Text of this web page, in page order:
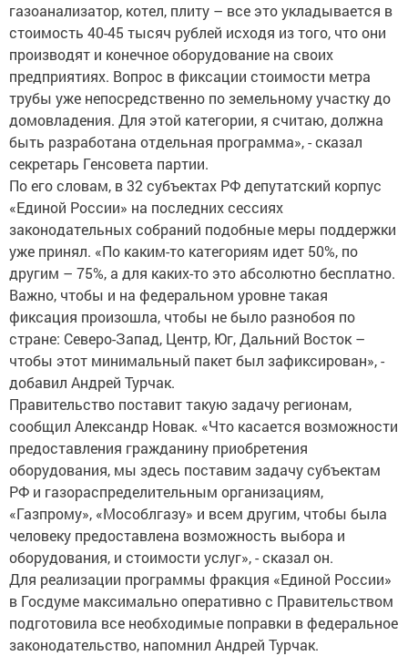
газоанализатор, котел, плиту – все это укладывается в
стоимость 40-45 тысяч рублей исходя из того, что они
производят и конечное оборудование на своих
предприятиях. Вопрос в фиксации стоимости метра
трубы уже непосредственно по земельному участку до
домовладения. Для этой категории, я считаю, должна
быть разработана отдельная программа», - сказал
секретарь Генсовета партии.
По его словам, в 32 субъектах РФ депутатский корпус
«Единой России» на последних сессиях
законодательных собраний подобные меры поддержки
уже принял. «По каким-то категориям идет 50%, по
другим – 75%, а для каких-то это абсолютно бесплатно.
Важно, чтобы и на федеральном уровне такая
фиксация произошла, чтобы не было разнобоя по
стране: Северо-Запад, Центр, Юг, Дальний Восток –
чтобы этот минимальный пакет был зафиксирован», -
добавил Андрей Турчак.
Правительство поставит такую задачу регионам,
сообщил Александр Новак. «Что касается возможности
предоставления гражданину приобретения
оборудования, мы здесь поставим задачу субъектам
РФ и газораспределительным организациям,
«Газпрому», «Мособлгазу» и всем другим, чтобы была
человеку предоставлена возможность выбора и
оборудования, и стоимости услуг», - сказал он.
Для реализации программы фракция «Единой России»
в Госдуме максимально оперативно с Правительством
подготовила все необходимые поправки в федеральное
законодательство, напомнил Андрей Турчак.